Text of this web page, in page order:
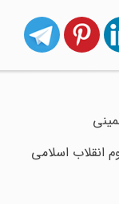
انقلاب اسلامی